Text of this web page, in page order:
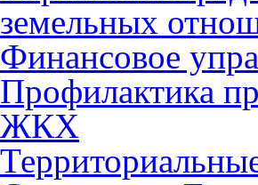
земельных
Финансовое
Профилактика
ЖКХ